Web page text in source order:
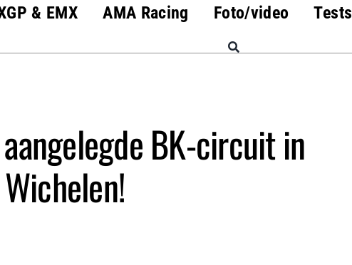
& EMX AMA Racing Foto/video Tests
BK-circuit in
Wichelen!